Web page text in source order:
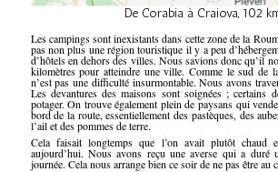
De Corabia à Craiova, 102
Les campings sont inexistants dans cette zone de la
pas non plus une région touristique il y a peu
d’hôtels en dehors des villes. Nous savions donc qu’il
kilomètres pour atteindre une ville. Comme le sud de
n’est pas une difficulté insurmontable. Nous avons
Les devantures des maisons sont soignées ; certains
potager. On trouve également plein de paysans qui
bord de la route, essentiellement des pastèques, des
l’ail et des pommes de terre.
Cela faisait longtemps que l’on avait plutôt chaud
aujourd’hui. Nous avons reçu une averse qui a duré
journée. Cela nous arrange bien ce soir de ne pas être au